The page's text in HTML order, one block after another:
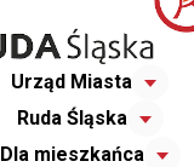
Urząd Miasta
Ruda Śląska
Dla mieszkańca